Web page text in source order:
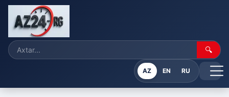
🔍
AZ EN RU